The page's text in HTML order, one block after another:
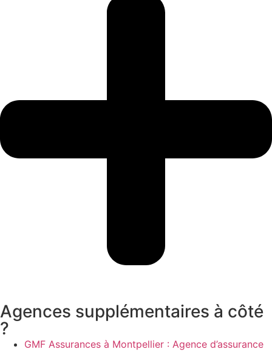
Agences supplémentaires à côté
?
GMF Assurances à Montpellier : Agence d’assurance